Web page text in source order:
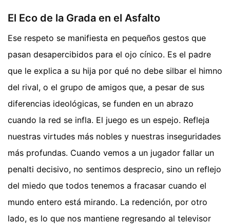
El Eco de la Grada en el Asfalto
Ese respeto se manifiesta en pequeños gestos que
pasan desapercibidos para el ojo cínico. Es el padre
que le explica a su hija por qué no debe silbar el himno
del rival, o el grupo de amigos que, a pesar de sus
diferencias ideológicas, se funden en un abrazo
cuando la red se infla. El juego es un espejo. Refleja
nuestras virtudes más nobles y nuestras inseguridades
más profundas. Cuando vemos a un jugador fallar un
penalti decisivo, no sentimos desprecio, sino un reflejo
del miedo que todos tenemos a fracasar cuando el
mundo entero está mirando. La redención, por otro
lado, es lo que nos mantiene regresando al televisor